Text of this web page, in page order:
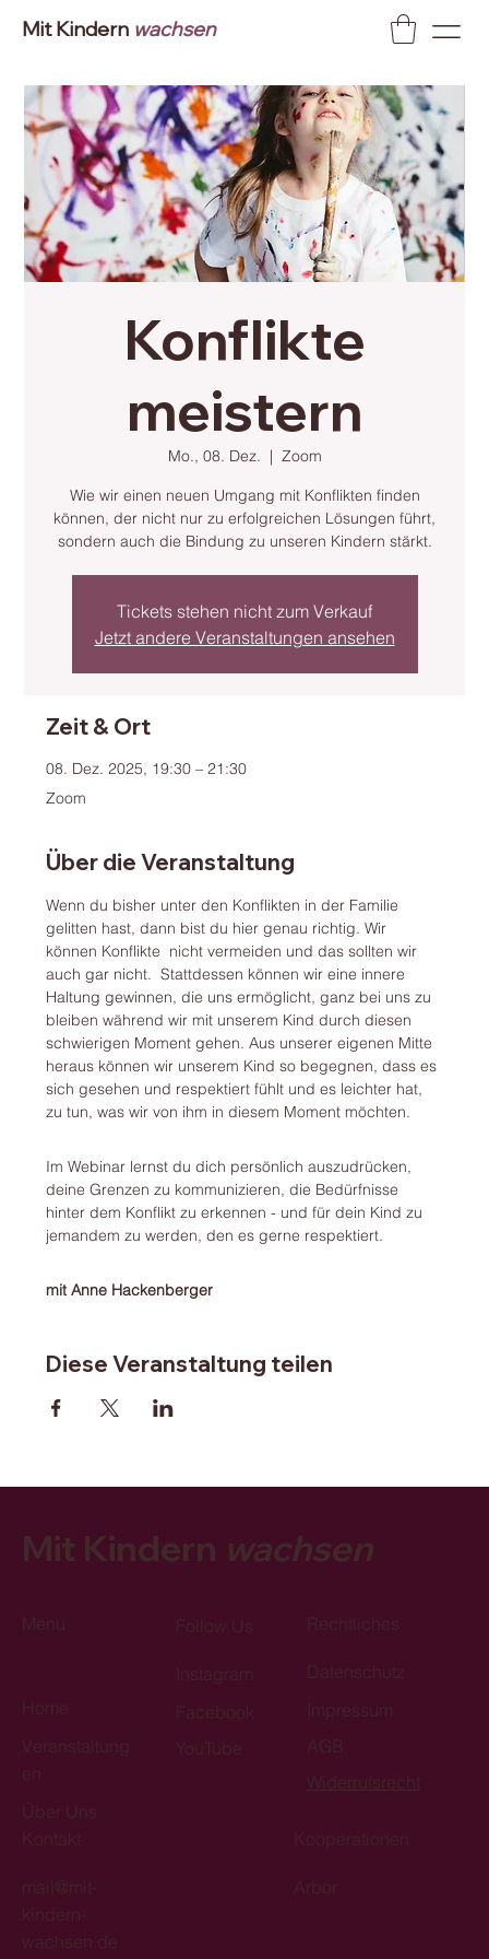
Mit Kindern wachsen
Konflikte
meistern
Mo., 08. Dez.
  |
Zoom
Wie wir einen neuen Umgang mit Konflikten finden
können, der nicht nur zu erfolgreichen Lösungen führt,
sondern auch die Bindung zu unseren Kindern stärkt.
Tickets stehen nicht zum Verkauf
Jetzt andere Veranstaltungen ansehen
Zeit & Ort
08. Dez. 2025, 19:30 – 21:30
Zoom
Über die Veranstaltung
Wenn du bisher unter den Konflikten in der Familie
gelitten hast, dann bist du hier genau richtig. Wir
können Konflikte  nicht vermeiden und das sollten wir
auch gar nicht.  Stattdessen können wir eine innere
Haltung gewinnen, die uns ermöglicht, ganz bei uns zu
bleiben während wir mit unserem Kind durch diesen
schwierigen Moment gehen. Aus unserer eigenen Mitte
heraus können wir unserem Kind so begegnen, dass es
sich gesehen und respektiert fühlt und es leichter hat,
zu tun, was wir von ihm in diesem Moment möchten.
Im Webinar lernst du dich persönlich auszudrücken,
deine Grenzen zu kommunizieren, die Bedürfnisse
hinter dem Konflikt zu erkennen - und für dein Kind zu
jemandem zu werden, den es gerne respektiert.
mit Anne Hackenberger
Diese Veranstaltung teilen
Mit Kindern wachsen
Kontakt
mail@mit-
kindern-
wachsen.de
Menu
Home
Veranstaltung
en
Über Uns
Follow Us
Instagram
Facebook
YouTube
Rechtliches
Datenschutz
Impressum
AGB
Widerrufsrecht
Kooperationen
Arbor